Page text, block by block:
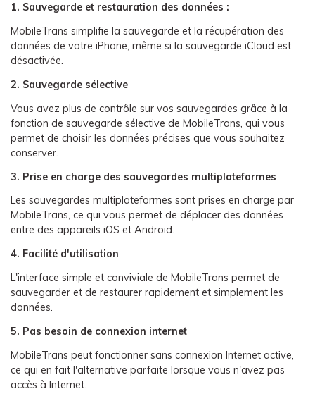
1. Sauvegarde et restauration des données :
MobileTrans simplifie la sauvegarde et la récupération des
données de votre iPhone, même si la sauvegarde iCloud est
désactivée.
2. Sauvegarde sélective
Vous avez plus de contrôle sur vos sauvegardes grâce à la
fonction de sauvegarde sélective de MobileTrans, qui vous
permet de choisir les données précises que vous souhaitez
conserver.
3. Prise en charge des sauvegardes multiplateformes
Les sauvegardes multiplateformes sont prises en charge par
MobileTrans, ce qui vous permet de déplacer des données
entre des appareils iOS et Android.
4. Facilité d'utilisation
L'interface simple et conviviale de MobileTrans permet de
sauvegarder et de restaurer rapidement et simplement les
données.
5. Pas besoin de connexion internet
MobileTrans peut fonctionner sans connexion Internet active,
ce qui en fait l'alternative parfaite lorsque vous n'avez pas
accès à Internet.